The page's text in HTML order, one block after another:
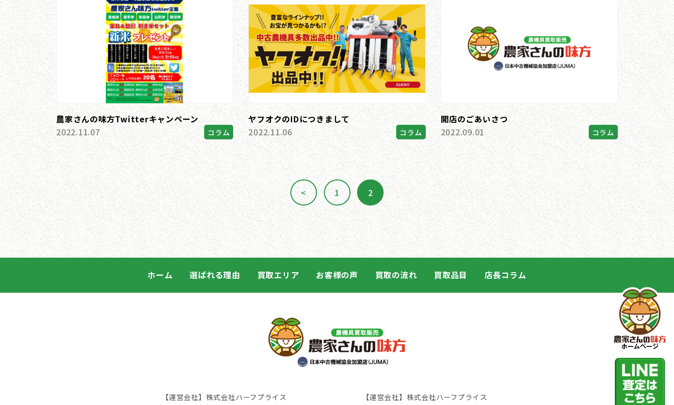
農家さんの味方Twitterキャンペーン
2022.11.07
コラム
ヤフオクのIDにつきまして
2022.11.06
コラム
開店のごあいさつ
2022.09.01
コラム
ナ
ビ
ゲ
ー
ン
<
前の
1
ペー
2
ペー
ジへ
ホーム 選ばれる理由 買取エリア お客様の声 買取の流れ 買取品目 店長コラム
【運営会社】株式会社ハーフプライス 【運営会社】株式会社ハーフプライス